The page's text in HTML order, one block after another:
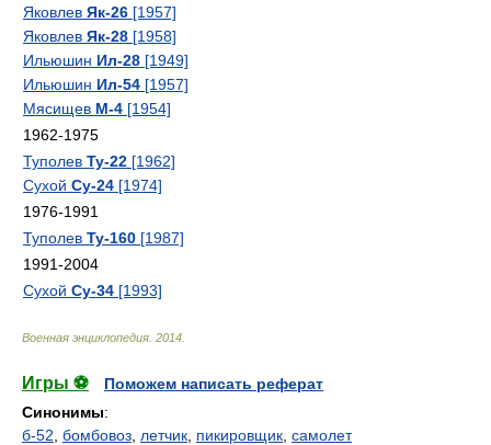
Яковлев Як-26 [1957]
Яковлев Як-28 [1958]
Ильюшин Ил-28 [1949]
Ильюшин Ил-54 [1957]
Мясищев М-4 [1954]
1962-1975
Туполев Ту-22 [1962]
Сухой Су-24 [1974]
1976-1991
Туполев Ту-160 [1987]
1991-2004
Сухой Су-34 [1993]
Военная энциклопедия 2014
Игры ⚽
Поможем написать реферат
Синонимы:
б-52 бомбовоз летчик пикировщик самолет